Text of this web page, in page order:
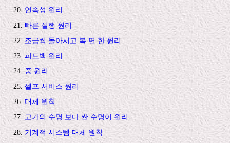
연속성 원리
빠른 실행 원리
조금씩 돌아서고 복 면 한 원리
피드백 원리
중 원리
셀프 서비스 원리
대체 원칙
고가의 수명 보다 싼 수명이 원리
기계적 시스템 대체 원칙